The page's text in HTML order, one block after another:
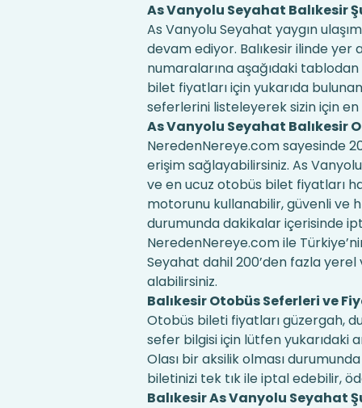
As Vanyolu Seyahat Balıkesir
As Vanyolu Seyahat yaygın
devam ediyor. Balıkesir ilinde
numaralarına aşağıdaki
bilet fiyatları için yukarıda
seferlerini listeleyerek sizin için
As Vanyolu Seyahat Balıkesir
NeredenNereye.com sayesinde
erişim sağlayabilirsiniz. As
ve en ucuz otobüs bilet fiyatları
motorunu kullanabilir, güvenli ve
durumunda dakikalar içerisinde
NeredenNereye.com ile
Seyahat dahil 200’den fazla yerel
alabilirsiniz.
Balıkesir Otobüs Seferleri ve
Otobüs bileti fiyatları güzergah,
sefer bilgisi için lütfen yukarıdaki
Olası bir aksilik olması
biletinizi tek tık ile iptal edebilir,
Balıkesir As Vanyolu Seyahat